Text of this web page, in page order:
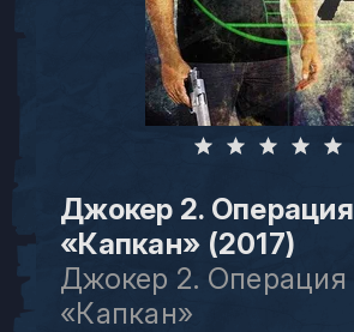
Джокер 2. Операция
«Капкан» (2017)
Джокер 2. Операция
«Капкан»